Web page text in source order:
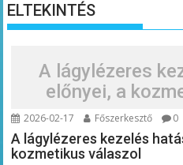
ELTEKINTÉS
A lágylézeres
előnyei, a
2026-02-17 Főszerkesztő 0
A lágylézeres kezelés
kozmetikus válaszol